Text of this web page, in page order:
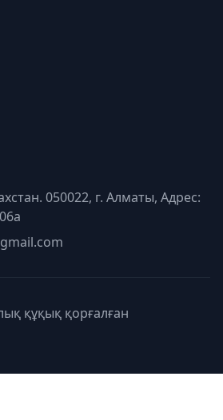
050022, г. Алматы, Адрес:
құқық қорғалған